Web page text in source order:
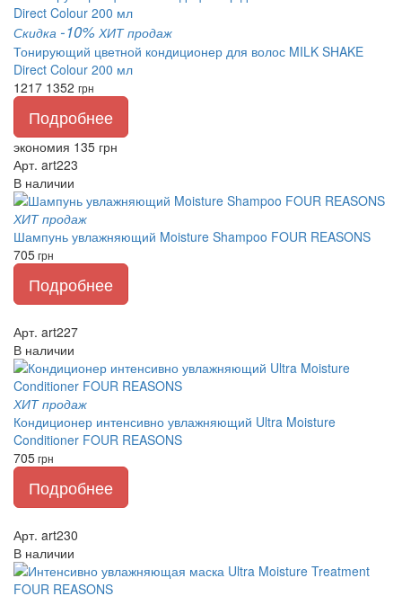
Скидка -10% ХИТ продаж
Тонирующий цветной кондиционер для волос MILK SHAKE
Direct Colour 200 мл
1217 1352 грн
Подробнее
экономия 135 грн
Арт. art223
В наличии
ХИТ продаж
Шампунь увлажняющий Moisture Shampoo FOUR REASONS
705грн
Подробнее
Арт. art227
В наличии
ХИТ продаж
Кондиционер интенсивно увлажняющий Ultra Moisture
Conditioner FOUR REASONS
705грн
Подробнее
Арт. art230
В наличии